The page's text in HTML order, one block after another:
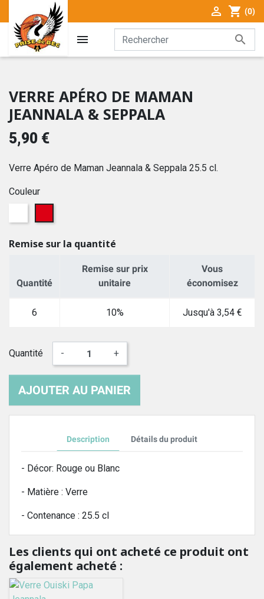
 shopping_cart (0)
 
VERRE APÉRO DE MAMAN
JEANNALA & SEPPALA
5,90 €
Verre Apéro de Maman Jeannala & Seppala 25.5 cl.
Couleur
Rouge
Remise sur la quantité
Quantité
Remise sur prix
unitaire
Vous
économisez
6 10% Jusqu'à 3,54 €
Quantité - +
AJOUTER AU PANIER
Description Détails du produit
- Décor: Rouge ou Blanc
- Matière : Verre
- Contenance : 25.5 cl
Les clients qui ont acheté ce produit ont
également acheté :